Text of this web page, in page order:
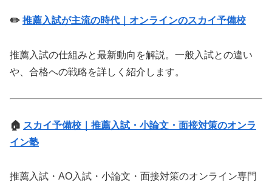
✏️ 推薦入試が主流の時代｜オンラインのスカイ予備校
推薦入試の仕組みと最新動向を解説。一般入試との違い
や、合格への戦略を詳しく紹介します。
🏠 スカイ予備校｜推薦入試・小論文・面接対策のオンラ
イン塾
推薦入試・AO入試・小論文・面接対策のオンライン専門